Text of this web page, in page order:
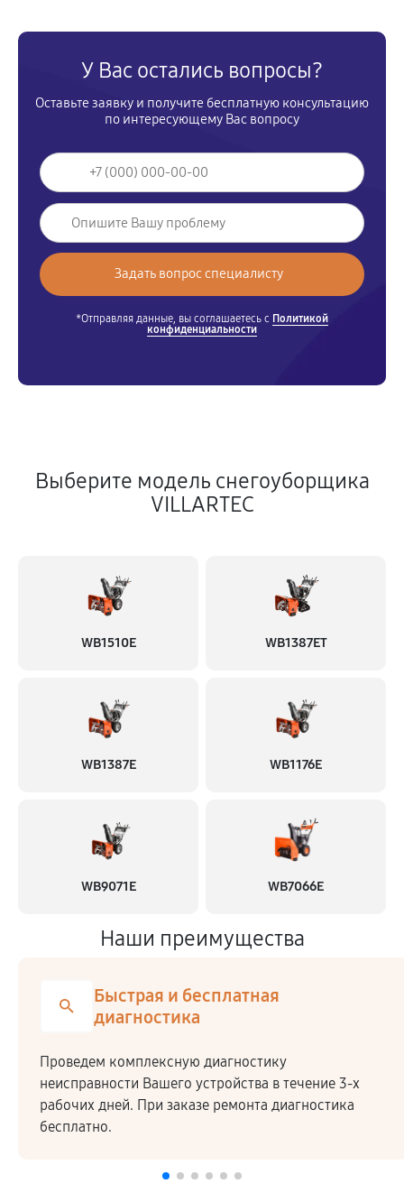
У Вас остались вопросы?
Оставьте заявку и получите бесплатную консультацию
по интересующему Вас вопросу
*Отправляя данные, вы соглашаетесь с Политикой
конфиденциальности
Выберите модель снегоуборщика
VILLARTEC
WB1510E WB1387ET
WB1387E WB1176E
WB9071E WB7066E
Наши преимущества
Быстрая и бесплатная
диагностика
Проведем комплексную диагностику
неисправности Вашего устройства в течение 3-х
рабочих дней. При заказе ремонта диагностика
бесплатно.